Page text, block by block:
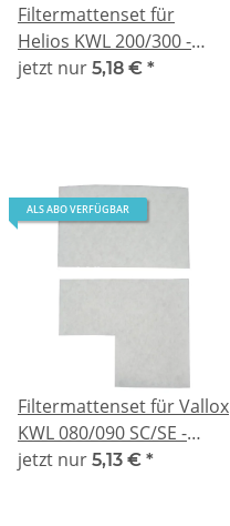
Filtermattenset für
Helios KWL 200/300 -
kompatibel 2x G4
jetzt nur 5,18 € *
ALS ABO VERFÜGBAR
Filtermattenset für Vallox
KWL 080/090 SC/SE -
kompatibel 2x G4
jetzt nur 5,13 € *